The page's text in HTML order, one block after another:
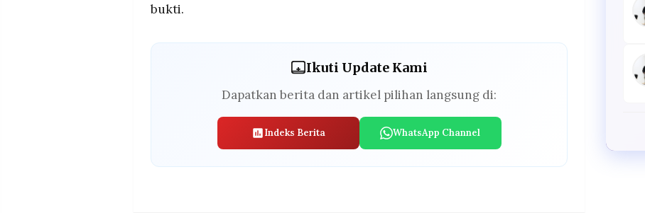
bukti.
Ikuti Update Kami
Dapatkan berita dan artikel pilihan langsung di:
Indeks Berita WhatsApp Channel